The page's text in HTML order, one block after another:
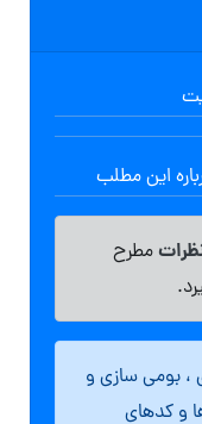
این مطلب
مطرح
، بومی سازی و
و کدهای